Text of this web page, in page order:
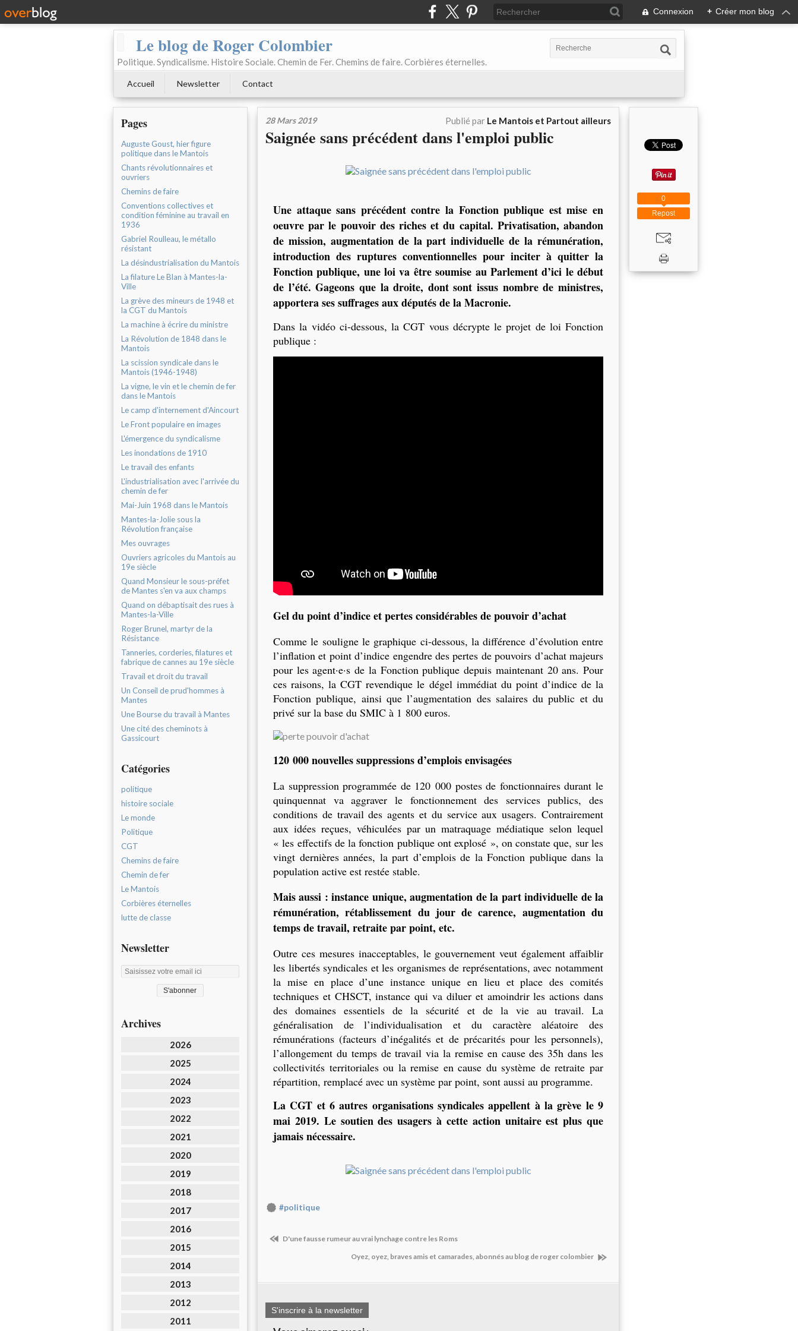
Connexion + Créer mon blog
Le blog de Roger Colombier
Politique. Syndicalisme. Histoire Sociale. Chemin de Fer. Chemins de faire. Corbières éternelles.
Accueil Newsletter Contact
Pages
Auguste Goust, hier figure
politique dans le Mantois
Chants révolutionnaires et
ouvriers
Chemins de faire
Conventions collectives et
condition féminine au travail en
1936
Gabriel Roulleau, le métallo
résistant
La désindustrialisation du Mantois
La filature Le Blan à Mantes-la-
Ville
La grève des mineurs de 1948 et
la CGT du Mantois
La machine à écrire du ministre
La Révolution de 1848 dans le
Mantois
La scission syndicale dans le
Mantois (1946-1948)
La vigne, le vin et le chemin de fer
dans le Mantois
Le camp d'internement d'Aincourt
Le Front populaire en images
L'émergence du syndicalisme
Les inondations de 1910
Le travail des enfants
L'industrialisation avec l'arrivée du
chemin de fer
Mai-Juin 1968 dans le Mantois
Mantes-la-Jolie sous la
Révolution française
Mes ouvrages
Ouvriers agricoles du Mantois au
19e siècle
Quand Monsieur le sous-préfet
de Mantes s'en va aux champs
Quand on débaptisait des rues à
Mantes-la-Ville
Roger Brunel, martyr de la
Résistance
Tanneries, corderies, filatures et
fabrique de cannes au 19e siècle
Travail et droit du travail
Un Conseil de prud'hommes à
Mantes
Une Bourse du travail à Mantes
Une cité des cheminots à
Gassicourt
Catégories
politique
histoire sociale
Le monde
Politique
CGT
Chemins de faire
Chemin de fer
Le Mantois
Corbières éternelles
lutte de classe
Newsletter
Archives
2026
2025
2024
2023
2022
2021
2020
2019
2018
2017
2016
2015
2014
2013
2012
2011
28 Mars 2019 Publié par Le Mantois et Partout ailleurs
Saignée sans précédent dans l'emploi public
Une attaque sans précédent contre la Fonction publique est mise en
oeuvre par le pouvoir des riches et du capital. Privatisation, abandon
de mission, augmentation de la part individuelle de la rémunération,
introduction des ruptures conventionnelles pour inciter à quitter la
Fonction publique, une loi va être soumise au Parlement d’ici le début
de l’été. Gageons que la droite, dont sont issus nombre de ministres,
apportera ses suffrages aux députés de la Macronie.
Dans la vidéo ci-dessous, la CGT vous décrypte le projet de loi Fonction
publique :
Gel du point d’indice et pertes considérables de pouvoir d’achat
Comme le souligne le graphique ci-dessous, la différence d’évolution entre
l’inflation et point d’indice engendre des pertes de pouvoirs d’achat majeurs
pour les agent·e·s de la Fonction publique depuis maintenant 20 ans. Pour
ces raisons, la CGT revendique le dégel immédiat du point d’indice de la
Fonction publique, ainsi que l’augmentation des salaires du public et du
privé sur la base du SMIC à 1 800 euros.
120 000 nouvelles suppressions d’emplois envisagées
La suppression programmée de 120 000 postes de fonctionnaires durant le
quinquennat va aggraver le fonctionnement des services publics, des
conditions de travail des agents et du service aux usagers. Contrairement
aux idées reçues, véhiculées par un matraquage médiatique selon lequel
« les effectifs de la fonction publique ont explosé », on constate que, sur les
vingt dernières années, la part d’emplois de la Fonction publique dans la
population active est restée stable.
Mais aussi : instance unique, augmentation de la part individuelle de la
rémunération, rétablissement du jour de carence, augmentation du
temps de travail, retraite par point, etc.
Outre ces mesures inacceptables, le gouvernement veut également affaiblir
les libertés syndicales et les organismes de représentations, avec notamment
la mise en place d’une instance unique en lieu et place des comités
techniques et CHSCT, instance qui va diluer et amoindrir les actions dans
des domaines essentiels de la sécurité et de la vie au travail. La
généralisation de l’individualisation et du caractère aléatoire des
rémunérations (facteurs d’inégalités et de précarités pour les personnels),
l’allongement du temps de travail via la remise en cause des 35h dans les
collectivités territoriales ou la remise en cause du système de retraite par
répartition, remplacé avec un système par point, sont aussi au programme.
La CGT et 6 autres organisations syndicales appellent à la grève le 9
mai 2019. Le soutien des usagers à cette action unitaire est plus que
jamais nécessaire.
#politique
D'une fausse rumeur au vrai lynchage contre les Roms
Oyez, oyez, braves amis et camarades, abonnés au blog de roger colombier
S'inscrire à la newsletter
Repost
0